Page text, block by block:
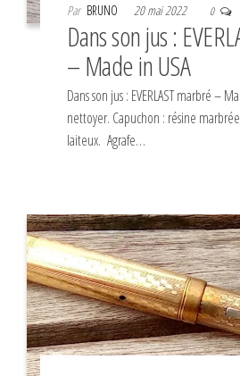
Par BRUNO 20 mai 2022 0
Dans son jus :
– Made in USA
Dans son jus : EVERLAST marbré –
nettoyer. Capuchon : résine
laiteux. Agrafe…